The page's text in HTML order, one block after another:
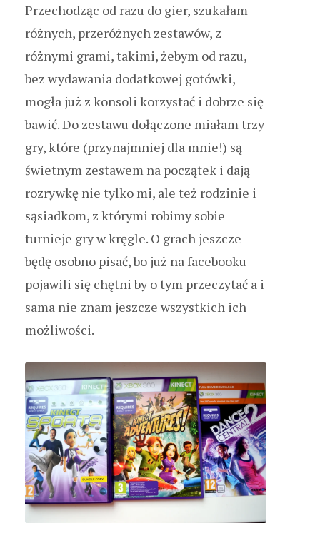
Przechodząc od razu do gier, szukałam
różnych, przeróżnych zestawów, z
różnymi grami, takimi, żebym od razu,
bez wydawania dodatkowej gotówki,
mogła już z konsoli korzystać i dobrze się
bawić. Do zestawu dołączone miałam trzy
gry, które (przynajmniej dla mnie!) są
świetnym zestawem na początek i dają
rozrywkę nie tylko mi, ale też rodzinie i
sąsiadkom, z którymi robimy sobie
turnieje gry w kręgle. O grach jeszcze
będę osobno pisać, bo już na facebooku
pojawili się chętni by o tym przeczytać a i
sama nie znam jeszcze wszystkich ich
możliwości.